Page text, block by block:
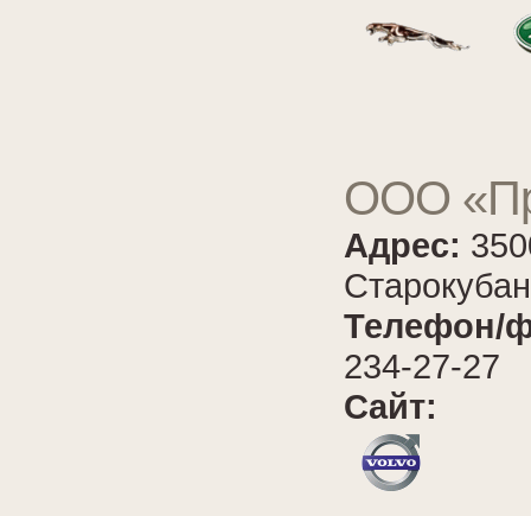
ООО
Адрес:
Телефон/
234-27-27
Сайт: